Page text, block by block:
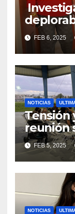
de la
FEB 6, 2025
NOTICIAS
Tensión
reunión
FEB 5, 2025
NOTICIAS